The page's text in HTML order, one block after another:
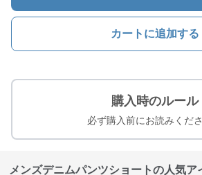
カートに追加する
購入時のルール
必ず購入前にお読みくださ
メンズデニムパンツショートの人気ア